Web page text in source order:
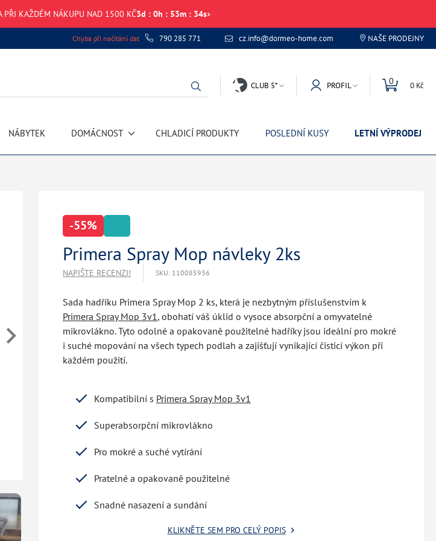
PŘI KAŽDÉM NÁKUPU NAD 1500 KČ3d : 0h : 53m : 34s
Chyba při načítání dat 790 285 771 cz.info@dormeo-home.com NAŠE PRODEJNY
CLUB 5* PROFIL 0 0 Kč
NÁBYTEK DOMÁCNOST CHLADICÍ PRODUKTY POSLEDNÍ KUSY LETNÍ VÝPRODEJ
-55%
Primera Spray Mop návleky 2ks
NAPIŠTE RECENZI! SKU: 110085936
Sada hadříku Primera Spray Mop 2 ks, která je nezbytným příslušenstvím k
Primera Spray Mop 3v1, obohatí váš úklid o vysoce absorpční a omyvatelné
mikrovlákno. Tyto odolné a opakovaně použitelné hadříky jsou ideální pro mokré
i suché mopování na všech typech podlah a zajišťují vynikající čisticí výkon při
každém použití.
Kompatibilní s Primera Spray Mop 3v1
Superabsorpční mikrovlákno
Pro mokré a suché vytírání
Pratelné a opakovaně použitelné
Snadné nasazení a sundání
KLIKNĚTE SEM PRO CELÝ POPIS